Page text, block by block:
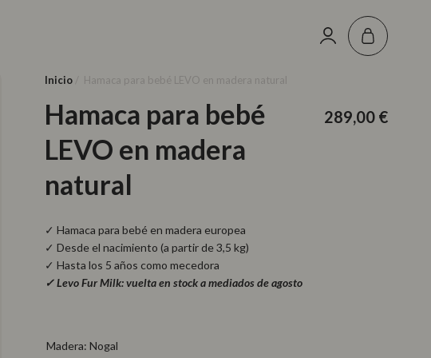
Iniciar
Carrito
Inicio Hamaca para bebé LEVO en madera natural
Hamaca para bebé
LEVO en madera
natural
Precio
289,00 €
Hamaca para bebé en madera europea
Desde el nacimiento (a partir de 3,5 kg)
Hasta los 5 años como mecedora
Levo Fur Milk: vuelta en stock a mediados de agosto
Madera:Nogal